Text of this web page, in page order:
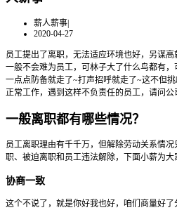
薪人薪事|
2020-04-27
员工提出了离职，无法适应环境也好，另谋
一般不会难为员工，可林子大了什么鸟都有
一点点防备就走了~打声招呼就走了~这不但
正常工作，遇到这样不负责任的员工，请问公
一般离职都有哪些情况？
员工离职理由有千千万，但解除劳动关系情
职、被迫离职和员工违法解除，下面小薪为大
协商一致
这个不说了，就是你好我也好，咱们商量好